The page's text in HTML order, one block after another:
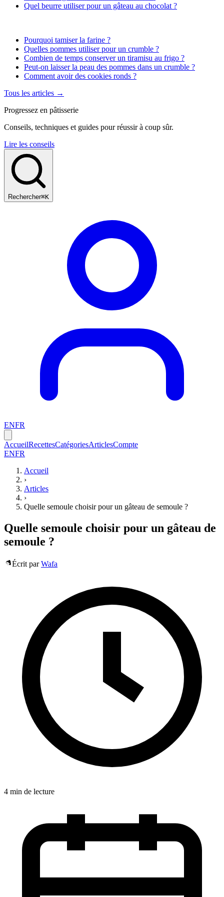
Quel beurre utiliser pour un gâteau au chocolat ?
Pourquoi tamiser la farine ?
Quelles pommes utiliser pour un crumble ?
Combien de temps conserver un tiramisu au frigo ?
Peut-on laisser la peau des pommes dans un crumble ?
Comment avoir des cookies ronds ?
Tous les articles →
Progressez en pâtisserie
Conseils, techniques et guides pour réussir à coup sûr.
Lire les conseils
Rechercher⌘K
ENFR
AccueilRecettesCatégoriesArticlesCompte
ENFR
Accueil
›
Articles
›
Quelle semoule choisir pour un gâteau de semoule ?
Quelle semoule choisir pour un gâteau de
semoule ?
Écrit parWafa
4 min de lecture